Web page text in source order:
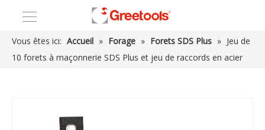
Vous êtes ici: Accueil » Forage » Forets SDS Plus » Jeu de
10 forets à maçonnerie SDS Plus et jeu de raccords en acier